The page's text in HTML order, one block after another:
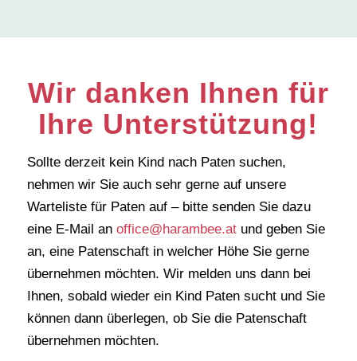
Wir danken Ihnen für
Ihre Unterstützung!
Sollte derzeit kein Kind nach Paten suchen,
nehmen wir Sie auch sehr gerne auf unsere
Warteliste für Paten auf – bitte senden Sie dazu
eine E-Mail an office@harambee.atund geben Sie
an, eine Patenschaft in welcher Höhe Sie gerne
übernehmen möchten. Wir melden uns dann bei
Ihnen, sobald wieder ein Kind Paten sucht und Sie
können dann überlegen, ob Sie die Patenschaft
übernehmen möchten.